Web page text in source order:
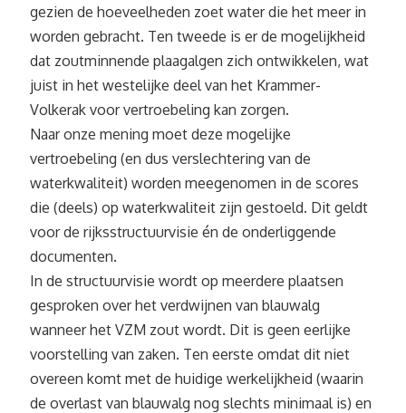
gezien de hoeveelheden zoet water die het meer in
worden gebracht. Ten tweede is er de mogelijkheid
dat zoutminnende plaagalgen zich ontwikkelen, wat
juist in het westelijke deel van het Krammer-
Volkerak voor vertroebeling kan zorgen.
Naar onze mening moet deze mogelijke
vertroebeling (en dus verslechtering van de
waterkwaliteit) worden meegenomen in de scores
die (deels) op waterkwaliteit zijn gestoeld. Dit geldt
voor de rijksstructuurvisie én de onderliggende
documenten.
In de structuurvisie wordt op meerdere plaatsen
gesproken over het verdwijnen van blauwalg
wanneer het VZM zout wordt. Dit is geen eerlijke
voorstelling van zaken. Ten eerste omdat dit niet
overeen komt met de huidige werkelijkheid (waarin
de overlast van blauwalg nog slechts minimaal is) en